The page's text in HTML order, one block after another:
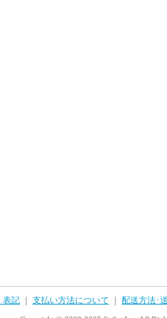
表記 支払い方法について 配送方法･